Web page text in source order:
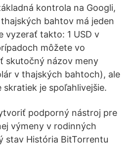
kontrola na Googli,
bahtov má jeden
vyzerať takto: 1 USD v
môžete vo
skutočný názov meny
v thajských bahtoch), ale
je spoľahlivejšie.
podporný nástroj pre
výmeny v rodinných
stav História BitTorrentu